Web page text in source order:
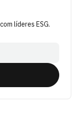
líderes ESG.